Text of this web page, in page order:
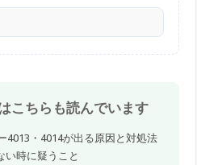
こちらも読んでいます
4013・4014が出る原因と対処法
い時に疑うこと